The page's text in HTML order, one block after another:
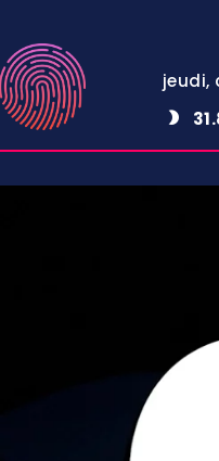
jeudi,